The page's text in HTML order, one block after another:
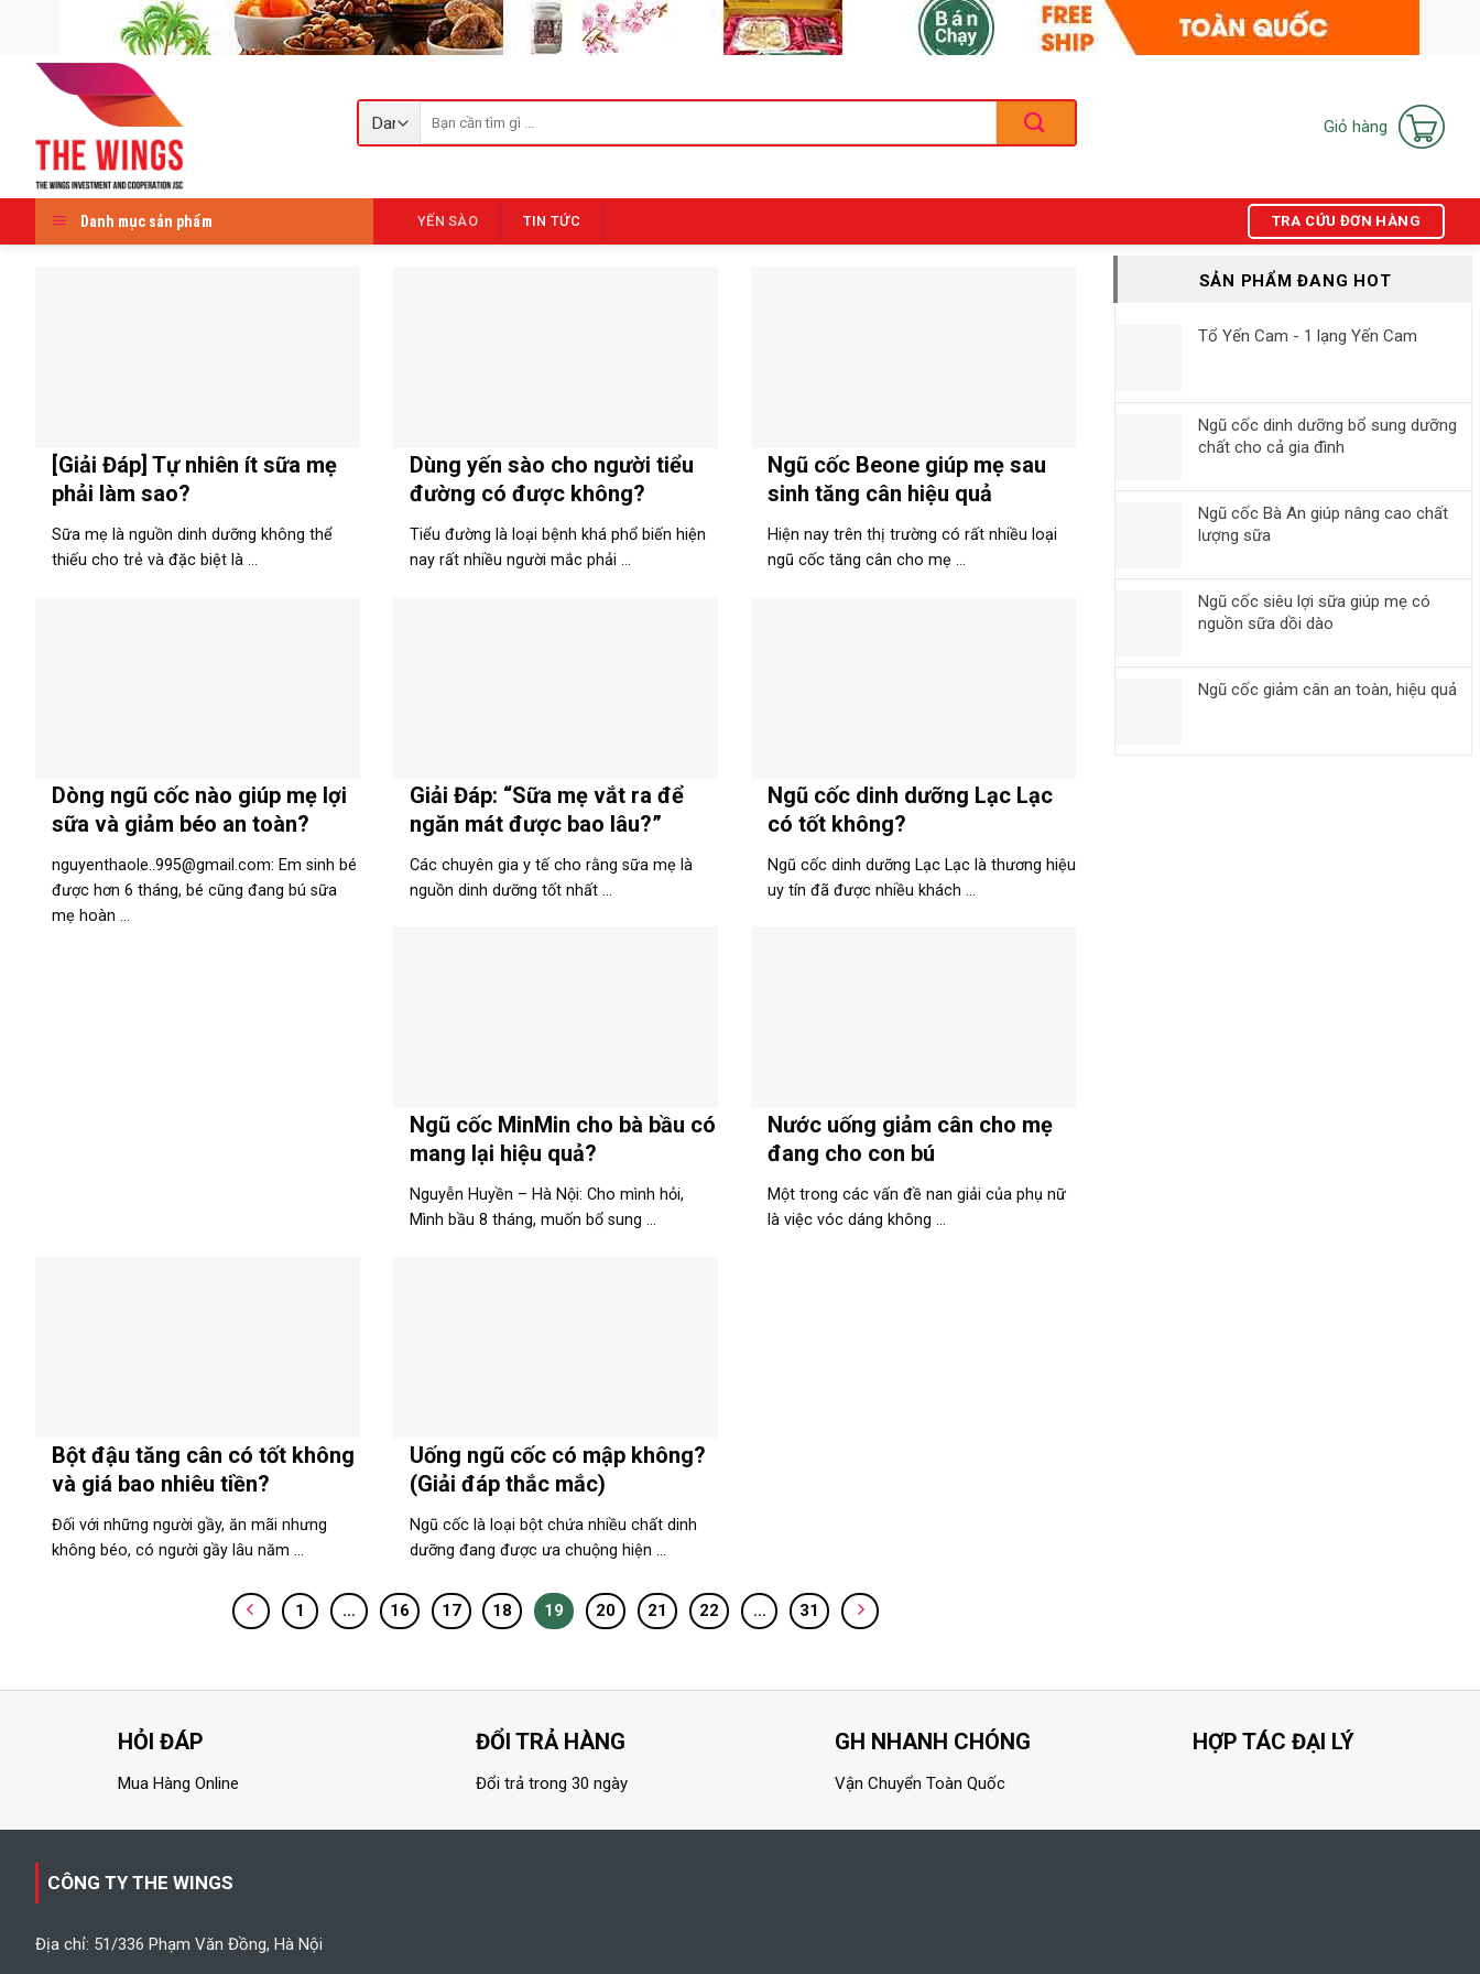
content
Tìm
kiếm:
Giỏ hàng
Danh mục sản phẩm YẾN SÀO TIN TỨC TRA CỨU ĐƠN HÀNG
[Giải Đáp] Tự nhiên ít sữa mẹ
phải làm sao?
Sữa mẹ là nguồn dinh dưỡng không thể
thiếu cho trẻ và đặc biệt là ...
Dùng yến sào cho người tiểu
đường có được không?
Tiểu đường là loại bệnh khá phổ biến hiện
nay rất nhiều người mắc phải ...
Ngũ cốc Beone giúp mẹ sau
sinh tăng cân hiệu quả
Hiện nay trên thị trường có rất nhiều loại
ngũ cốc tăng cân cho mẹ ...
Dòng ngũ cốc nào giúp mẹ lợi
sữa và giảm béo an toàn?
nguyenthaole..995@gmail.com: Em sinh bé
được hơn 6 tháng, bé cũng đang bú sữa
mẹ hoàn ...
Giải Đáp: “Sữa mẹ vắt ra để
ngăn mát được bao lâu?”
Các chuyên gia y tế cho rằng sữa mẹ là
nguồn dinh dưỡng tốt nhất ...
Ngũ cốc dinh dưỡng Lạc Lạc
có tốt không?
Ngũ cốc dinh dưỡng Lạc Lạc là thương hiệu
uy tín đã được nhiều khách ...
Ngũ cốc MinMin cho bà bầu có
mang lại hiệu quả?
Nguyễn Huyền – Hà Nội: Cho mình hỏi,
Mình bầu 8 tháng, muốn bổ sung ...
Nước uống giảm cân cho mẹ
đang cho con bú
Một trong các vấn đề nan giải của phụ nữ
là việc vóc dáng không ...
Bột đậu tăng cân có tốt không
và giá bao nhiêu tiền?
Đối với những người gầy, ăn mãi nhưng
không béo, có người gầy lâu năm ...
Uống ngũ cốc có mập không?
(Giải đáp thắc mắc)
Ngũ cốc là loại bột chứa nhiều chất dinh
dưỡng đang được ưa chuộng hiện ...
1 … 16 17 18 19 20 21 22 … 31
SẢN PHẨM ĐANG HOT
Tổ Yến Cam - 1 lạng Yến Cam
Ngũ cốc dinh dưỡng bổ sung dưỡng
chất cho cả gia đình
Ngũ cốc Bà An giúp nâng cao chất
lượng sữa
Ngũ cốc siêu lợi sữa giúp mẹ có
nguồn sữa dồi dào
Ngũ cốc giảm cân an toàn, hiệu quả
HỎI ĐÁP
Mua Hàng Online
ĐỔI TRẢ HÀNG
Đổi trả trong 30 ngày
GH NHANH CHÓNG
Vận Chuyển Toàn Quốc
HỢP TÁC ĐẠI LÝ
CÔNG TY THE WINGS
Địa chỉ: 51/336 Phạm Văn Đồng, Hà Nội